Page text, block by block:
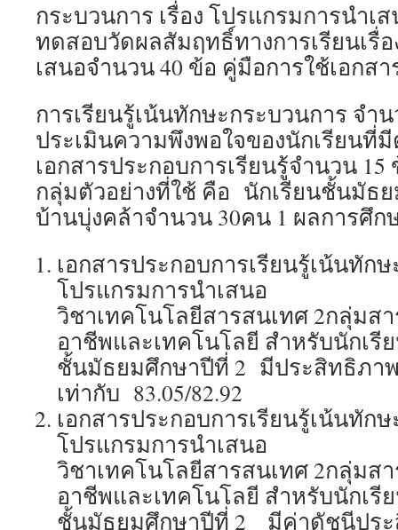
กระบวนการ เรื่อง โปรแกรมการนำเ
ทดสอบวัดผลสัมฤทธิ์ทางการเรียนเรื่
เสนอจำนวน 40 ข้อ คู่มือการใช้เอกส
การเรียนรู้เน้นทักษะกระบวนการ จ
ประเมินความพึงพอใจของนักเรียนที่
เอกสารประกอบการเรียนรู้จำนวน
กลุ่มตัวอย่างที่ใช้ คือ นักเรียนชั้นมัธย
บ้านบุ่งคล้าจำนวน 30คน 1 ผลการศึ
เอกสารประกอบการเรียนรู้เน้นทัก
โปรแกรมการนำเสนอ
วิชาเทคโนโลยีสารสนเทศ 2กลุ่มส
อาชีพและเทคโนโลยี สำหรับนักเรี
ชั้นมัธยมศึกษาปีที่ 2 มีประสิทธิภา
เท่ากับ 83.05/82.92
เอกสารประกอบการเรียนรู้เน้นทัก
โปรแกรมการนำเสนอ
วิชาเทคโนโลยีสารสนเทศ 2กลุ่มส
อาชีพและเทคโนโลยี สำหรับนักเรี
ชั้นมัธยมศึกษาปีที่ 2 มีค่าดัชนีประ